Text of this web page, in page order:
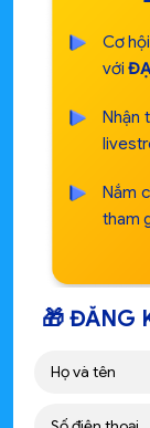
🎁 ĐĂNG
Cơ
với
Nhận
Nắm
tham